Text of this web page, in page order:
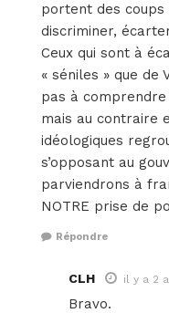
portent des coups
discriminer,
Ceux qui sont à
« séniles » que de
pas à comprendre
mais au contraire
idéologiques
s’opposant au
parviendrons à
NOTRE prise de
Répondre
CLH il y a 2
Bravo.